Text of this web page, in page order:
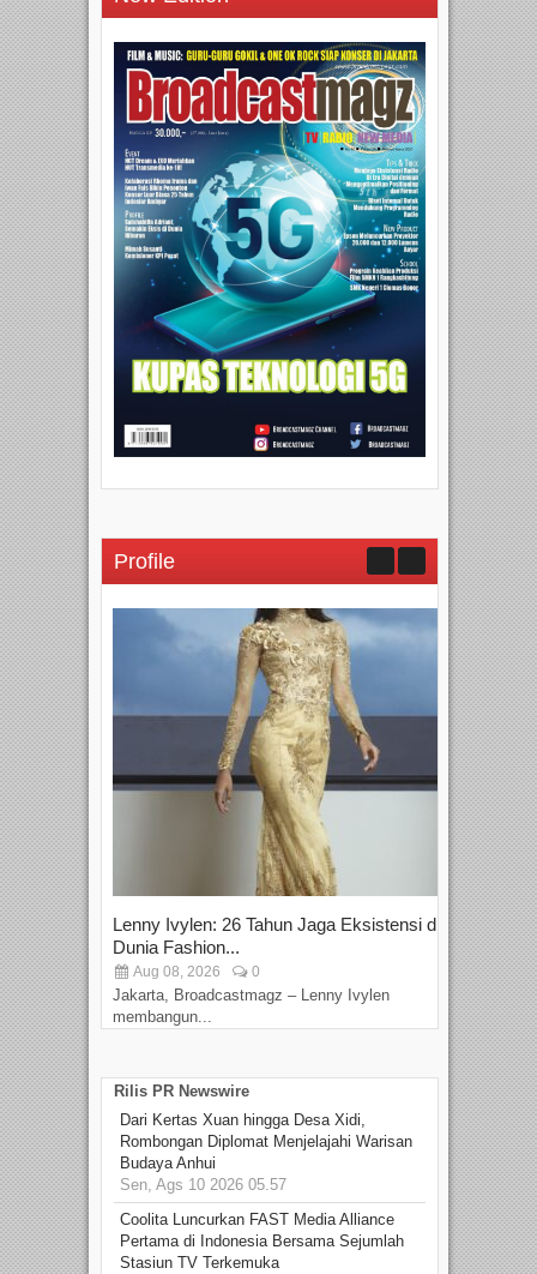
Profile
Lenny Ivylen: 26 Tahun Jaga Eksistensi di
Dunia Fashion...
Aug 08, 2026 0
Jakarta, Broadcastmagz – Lenny Ivylen
membangun...
Rilis PR Newswire
Dari Kertas Xuan hingga Desa Xidi,
Rombongan Diplomat Menjelajahi Warisan
Budaya Anhui
Sen, Ags 10 2026 05.57
Coolita Luncurkan FAST Media Alliance
Pertama di Indonesia Bersama Sejumlah
Stasiun TV Terkemuka